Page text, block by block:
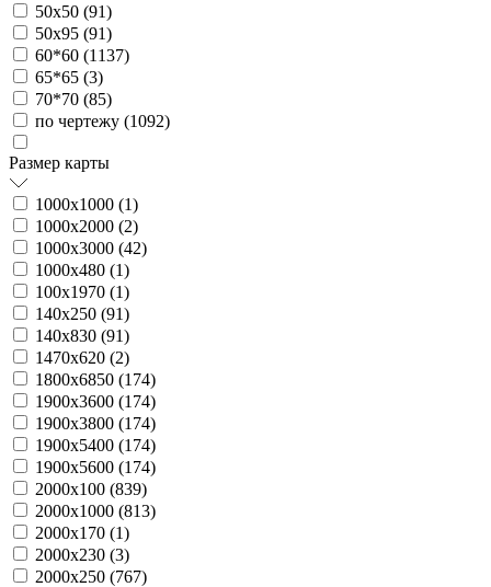
50х50 (91)
50х95 (91)
60*60 (1137)
65*65 (3)
70*70 (85)
по чертежу (1092)
Размер карты
1000х1000 (1)
1000х2000 (2)
1000х3000 (42)
1000х480 (1)
100х1970 (1)
140х250 (91)
140х830 (91)
1470х620 (2)
1800х6850 (174)
1900х3600 (174)
1900х3800 (174)
1900х5400 (174)
1900х5600 (174)
2000х100 (839)
2000х1000 (813)
2000х170 (1)
2000х230 (3)
2000х250 (767)